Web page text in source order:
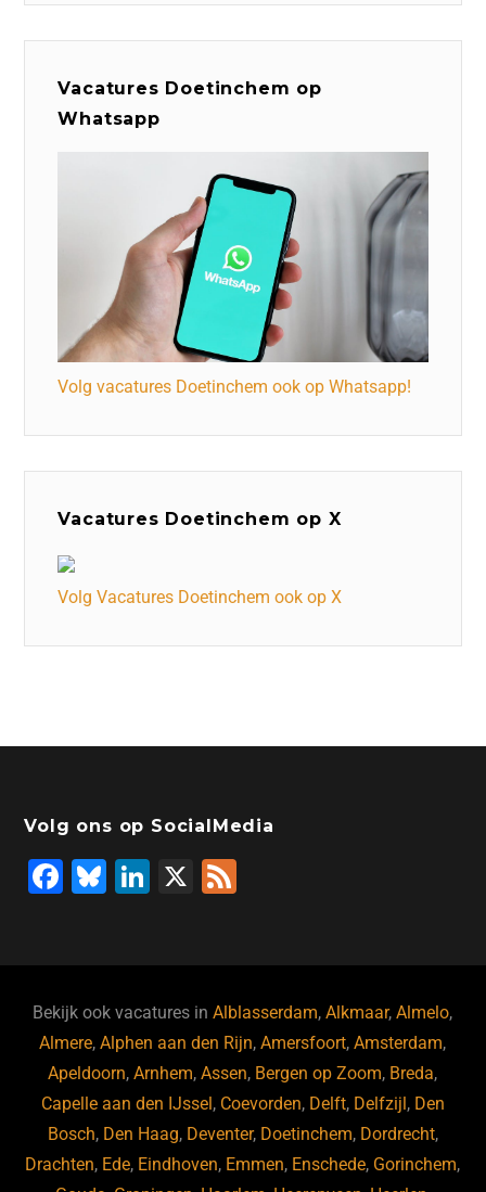
Vacatures Doetinchem op
Whatsapp
Volg vacatures Doetinchem ook op Whatsapp!
Vacatures Doetinchem op X
Volg Vacatures Doetinchem ook op X
Volg ons op SocialMedia
F
b
o
o
k
Bl
ky
Li
dI
n
X
Bekijk ook vacatures inAlblasserdam,Alkmaar,Almelo,
Almere,Alphen aan den Rijn,Amersfoort,Amsterdam,
Apeldoorn,Arnhem,Assen, Bergen op Zoom, Breda,
Capelle aan den IJssel, Coevorden, Delft, Delfzijl, Den
Bosch, Den Haag, Deventer, Doetinchem, Dordrecht,
Drachten, Ede, Eindhoven, Emmen, Enschede, Gorinchem,